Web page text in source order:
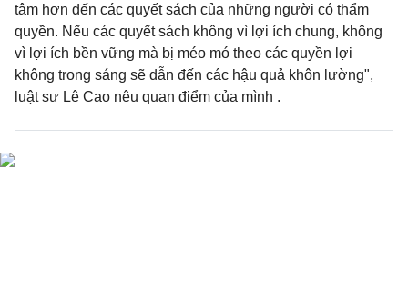
tâm hơn đến các quyết sách của những người có thẩm
quyền. Nếu các quyết sách không vì lợi ích chung, không
vì lợi ích bền vững mà bị méo mó theo các quyền lợi
không trong sáng sẽ dẫn đến các hậu quả khôn lường",
luật sư Lê Cao nêu quan điểm của mình .